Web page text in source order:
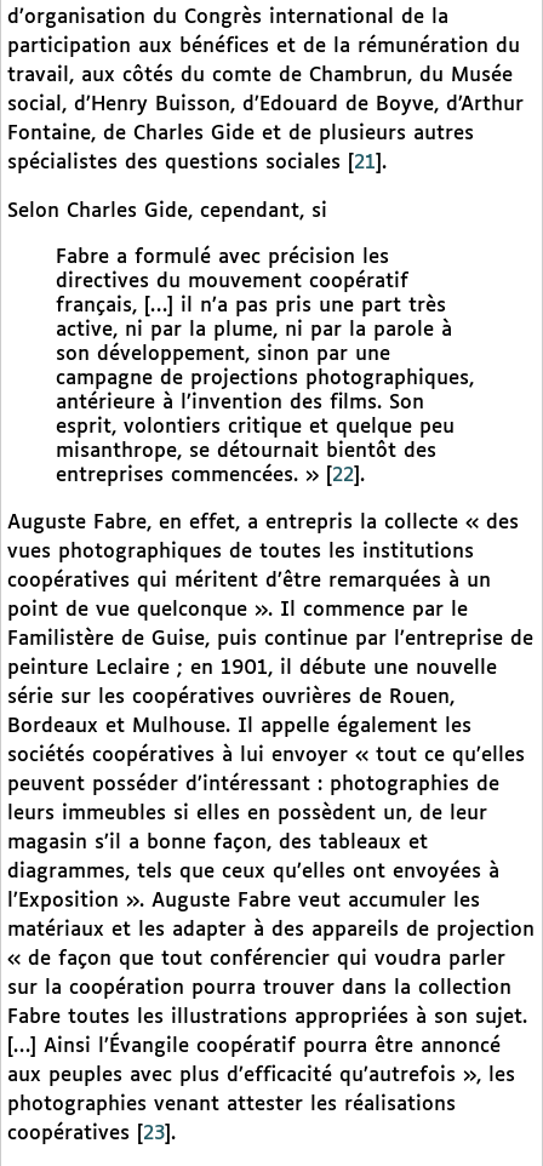
d’organisation du Congrès international de la
participation aux bénéfices et de la rémunération du
travail, aux côtés du comte de Chambrun, du Musée
social, d’Henry Buisson, d’Edouard de Boyve, d’Arthur
Fontaine, de Charles Gide et de plusieurs autres
spécialistes des questions sociales
21 .
Selon Charles Gide, cependant, si
Fabre a formulé avec précision les
directives du mouvement coopératif
français, […] il n’a pas pris une part très
active, ni par la plume, ni par la parole à
son développement, sinon par une
campagne de projections photographiques,
antérieure à l’invention des films. Son
esprit, volontiers critique et quelque peu
misanthrope, se détournait bientôt des
entreprises commencées. »
22 .
Auguste Fabre, en effet, a entrepris la collecte « des
vues photographiques de toutes les institutions
coopératives qui méritent d’être remarquées à un
point de vue quelconque ». Il commence par le
Familistère de Guise, puis continue par l’entreprise de
peinture Leclaire ; en 1901, il débute une nouvelle
série sur les coopératives ouvrières de Rouen,
Bordeaux et Mulhouse. Il appelle également les
sociétés coopératives à lui envoyer « tout ce qu’elles
peuvent posséder d’intéressant : photographies de
leurs immeubles si elles en possèdent un, de leur
magasin s’il a bonne façon, des tableaux et
diagrammes, tels que ceux qu’elles ont envoyées à
l’Exposition ». Auguste Fabre veut accumuler les
matériaux et les adapter à des appareils de projection
« de façon que tout conférencier qui voudra parler
sur la coopération pourra trouver dans la collection
Fabre toutes les illustrations appropriées à son sujet.
[…] Ainsi l’Évangile coopératif pourra être annoncé
aux peuples avec plus d’efficacité qu’autrefois », les
photographies venant attester les réalisations
coopératives
23 .